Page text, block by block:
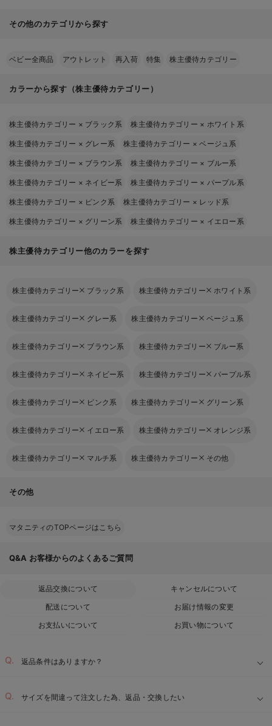
その他のカテゴリから探す
ベビー全商品 アウトレット 再入荷 特集 株主優待カテゴリー
カラーから探す（株主優待カテゴリー）
株主優待カテゴリー × ブラック系 株主優待カテゴリー × ホワイト系
株主優待カテゴリー × グレー系 株主優待カテゴリー ×ベージュ系
株主優待カテゴリー × ブラウン系 株主優待カテゴリー × ブルー系
株主優待カテゴリー × ネイビー系 株主優待カテゴリー × パープル系
株主優待カテゴリー × ピンク系 株主優待カテゴリー × レッド系
株主優待カテゴリー × グリーン系 株主優待カテゴリー × イエロー系
株主優待カテゴリー他のカラーを探す
株主優待カテゴリー ブラック系 株主優待カテゴリー ホワイト系
株主優待カテゴリー グレー系 株主優待カテゴリー ベージュ系
株主優待カテゴリー ブラウン系 株主優待カテゴリー ブルー系
株主優待カテゴリー ネイビー系 株主優待カテゴリー パープル系
株主優待カテゴリー ピンク系 株主優待カテゴリー グリーン系
株主優待カテゴリー イエロー系 株主優待カテゴリー オレンジ系
株主優待カテゴリー マルチ系 株主優待カテゴリー その他
その他
マタニティのTOPページはこちら
Q&A お客様からのよくあるご質問
返品交換について
キャンセルについて
配送について
お届け情報の変更
お支払いについて
お買い物について
返品条件はありますか？
サイズを間違って注文した為、返品・交換したい